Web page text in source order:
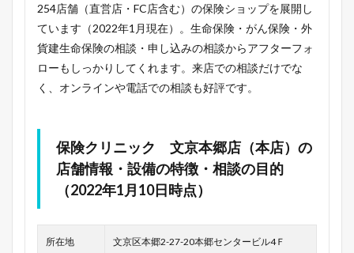
254店舗（直営店・FC店含む）の保険ショップを展開し
ています（2022年1月現在）。生命保険・がん保険・外
貨建生命保険の相談・申し込みの相談からアフターフォ
ローもしっかりしてくれます。来店での相談だけでな
く、オンラインや電話での相談も好評です。
保険クリニック 文京本郷店（本店）の
店舗情報・設備の特徴・相談の目的
（2022年1月10日時点）
所在地 文京区本郷2-27-20本郷センタービル4Ｆ